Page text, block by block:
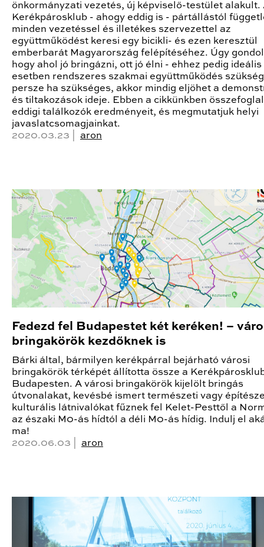
önkormányzati vezetés, új képviselő-testület alakult.
Kerékpárosklub - ahogy eddig is - pártállástól
minden vezetéssel és illetékes szervezettel az
együttműködést keresi egy bicikli- és ezen keresztül
emberbarát Magyarország felépítéséhez. Úgy
hogy ahol jó bringázni, ott jó élni - ehhez pedig ideális
esetben rendszeres szakmai együttműködés
persze ha szükséges, akkor mindig eljöhet a
és tiltakozások ideje. Ebben a cikkünkben
eddigi találkozók eredményeit, és megmutatjuk helyi
javaslatcsomagjainkat.
2020.03.23 | aron
Fedezd fel Budapestet két keréken! –
bringakörök kezdőknek is
Bárki által, bármilyen kerékpárral bejárható városi
bringakörök térképét állította össze a
Budapesten. A városi bringakörök kijelölt bringás
útvonalakat, kevésbé ismert természeti vagy
kulturális látnivalókat fűznek fel Kelet-Pesttől a
az északi M0-ás hídtól a déli M0-ás hídig. Indulj el
ma!
2020.06.03 | aron